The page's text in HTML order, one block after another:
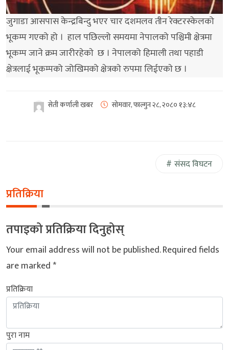
जुगाडा आसपास केन्द्रबिन्दु भएर चार दशमलव तीन रेक्टरस्केलको
भूकम्प गएको हो । हाल पछिल्लो समयमा नेपालको पश्चिमी क्षेत्रमा
भूकम्प जाने क्रम जारीरहेकाे छ । नेपालको हिमाली तथा पहाडी
क्षेत्रलाई भूकम्पको जोखिमको क्षेत्रकाे रुपमा लिईएकाे छ ।
सेती कर्णाली खबर सोमवार, फाल्गुन २८, २०८० १३:४८
संसद विघटन
प्रतिक्रिया
तपाइको प्रतिक्रिया दिनुहोस्
Your email address will not be published.Required fields
are marked*
प्रतिक्रिया
पुरा नाम